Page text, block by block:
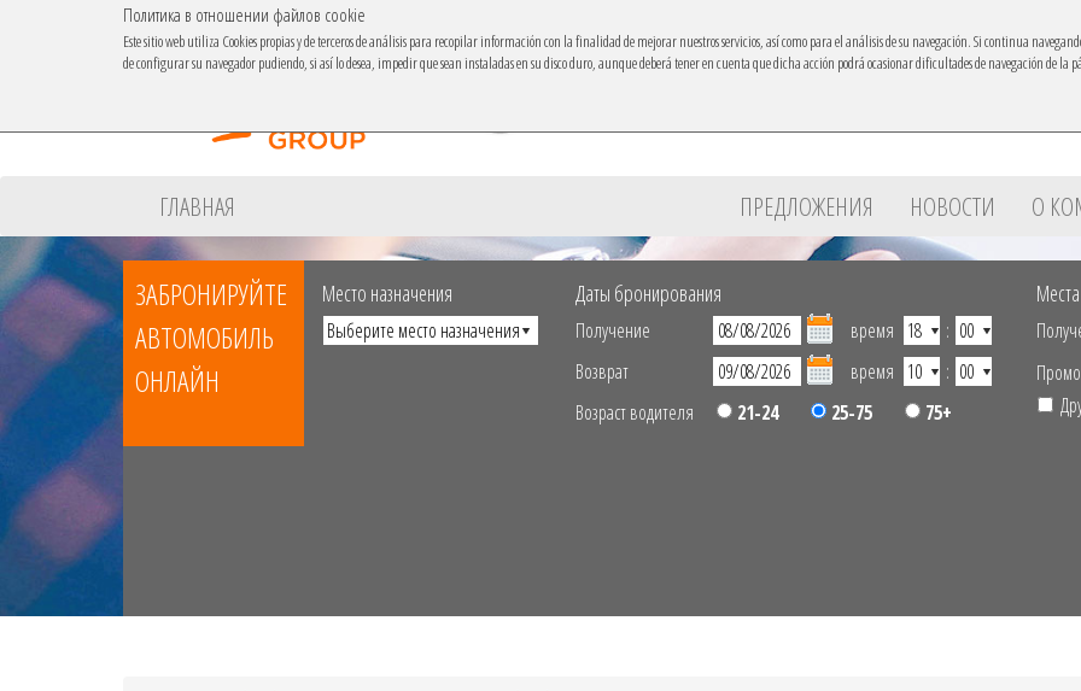
Политика в отношении файлов cookie
Este sitio web utiliza Cookies propias y de terceros de análisis para recopilar información con la finalidad de mejorar nuestros servicios, así como para el análisis de su navegación. Si continua
de configurar su navegador pudiendo, si así lo desea, impedir que sean instaladas en su disco duro, aunque deberá tener en cuenta que dicha acción podrá ocasionar dificultades de navegación de la
Ibacar на свой мобильный
ГЛАВНАЯ ПРЕДЛОЖЕНИЯ НОВОСТИ О
ЗАБРОНИРУЙТЕ
АВТОМОБИЛЬ
ОНЛАЙН
Место назначения Даты бронирования
Получение время
:
Возврат
время
:
Возраст водителя
21-24 25-75 75+